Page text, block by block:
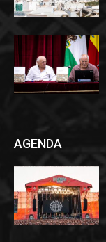
AGENDA